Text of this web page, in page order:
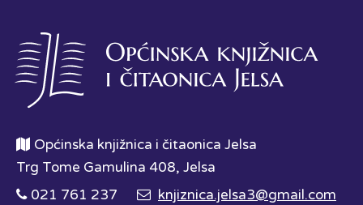
Općinska knjižnica i čitaonica Jelsa
Trg Tome Gamulina 408, Jelsa
021 761 237
knjiznica.jelsa3@gmail.com